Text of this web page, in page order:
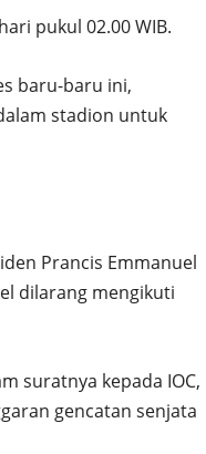
pukul 02.00 WIB.
baru-baru ini,
stadion untuk
Prancis Emmanuel
dilarang mengikuti
suratnya kepada IOC,
gencatan senjata